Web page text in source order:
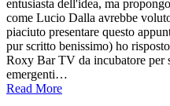
entusiasta dell'idea, ma
come Lucio Dalla avrebbe
piaciuto presentare questo
pur scritto benissimo) ho
Roxy Bar TV da incubatore per
emergenti…
Read More